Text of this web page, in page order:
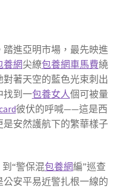
進亞明市場，最先映進
養網尖繚包養網車馬費繞
著天空的藍色光束刺出
找到一包養女人個可被量
彼伏的呼喊——這是西
安然護航下的繁華樣子
“警保混包養網編”巡查
安平易近警扎根一線的